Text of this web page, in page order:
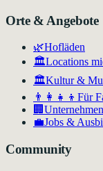
Orte & Angebote
🌿Hofläden
🏛️Locations
🏛Kultur &
👨‍👩‍👧‍👦 Für
🏢 Unternehmen
💼Jobs &
Community